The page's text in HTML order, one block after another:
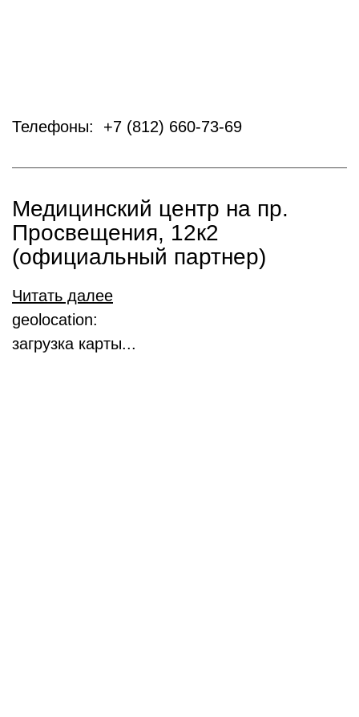
Телефоны: +7 (812) 660-73-69
Медицинский центр на пр.
Просвещения, 12к2
(официальный партнер)
Читать далее
geolocation:
загрузка карты...